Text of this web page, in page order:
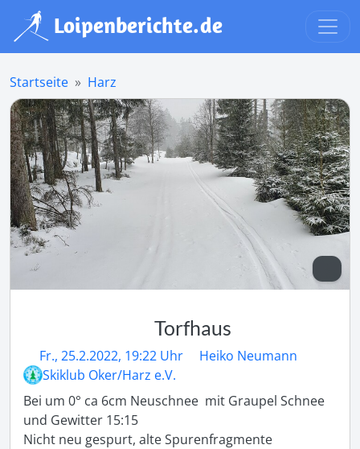
Startseite Harz
Torfhaus
Fr., 25.2.2022, 19:22 Uhr
Heiko Neumann
Skiklub Oker/Harz e.V.
Bei um 0° ca 6cm Neuschnee  mit Graupel Schnee
und Gewitter 15:15
Nicht neu gespurt, alte Spurenfragmente